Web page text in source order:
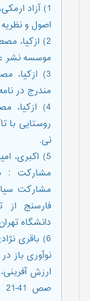
اصول و نظریه
موسسه نشر
مندرج در
روستایی با
نی.
مشارکت :
مشارکت
فارسنج از
دانشگاه تهران.
نوآوری باز
ارزش